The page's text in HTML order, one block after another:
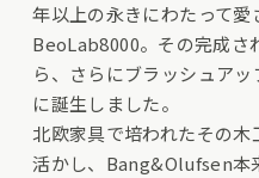
年以上の永きにわたって愛
BeoLab8000。その完成さ
ら、さらにブラッシュア
に誕生しました。
北欧家具で培われたその
活かし、Bang&Olufsen本